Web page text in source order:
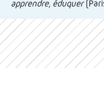
apprendre, éduquer